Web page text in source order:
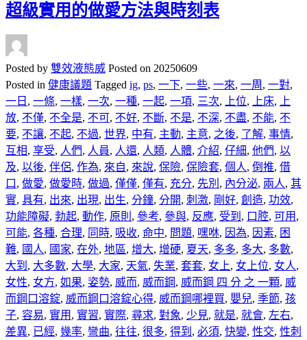
超級實用的做愛方法與時刻表
Posted by 雙效液態威 Posted on 20250609
Posted in 健康議題 Tagged ig, ps, 一下, 一些, 一來, 一周 , 一對,
一日 , 一條, 一樣, 一次, 一種, 一起, 一項, 三次, 上位, 上床,
上
放, 不僅, 不全是, 不可, 不好, 不斷, 不是, 不深, 不盡, 不能, 不
要, 不讓, 不起, 不過, 世界, 中有, 主動, 主意, 之後, 了解, 事情,
互相, 享受, 人們, 人員, 人還, 人類, 人體, 介紹, 仔細, 他們, 以
及, 以後, 伴侶, 作為, 來自, 來說, 保險, 保險套, 個人, 倒推, 借
口 , 做愛, 做愛時, 做過, 僅僅, 僅有, 充分, 先別 , 內分泌, 兩人, 其
實, 具有, 出來, 出現, 出生, 分鐘, 分開, 刺激, 剛好, 創造, 功效,
功能障礙, 勃起, 動作, 原則 , 參考, 參與, 反應, 受到 , 口腔, 可用 ,
可能, 各種, 合理, 同時, 吸收, 命中, 問題, 嘿咻, 因為, 因素, 困
難, 國人, 國家, 在外, 地區, 增大, 增硬, 夏天, 多多, 多大, 多數,
大到 , 大多數, 大學, 大家, 天氣, 失業, 套套, 女上, 女上位, 女人,
女性, 女方, 如果, 姿勢, 威而, 威而鋼, 威而鋼 四 分 之 一顆, 威
而鋼口溶錠, 威而鋼口溶錠心得, 威而鋼哪裡買, 嬰兒, 季節, 孩
子, 容易, 實用 , 實習, 實際, 尋求, 對象, 少見, 就是, 就會, 左右,
差異, 已經, 幾率, 彎曲, 往往, 很多, 得到 , 必須, 快變, 性交, 性刺